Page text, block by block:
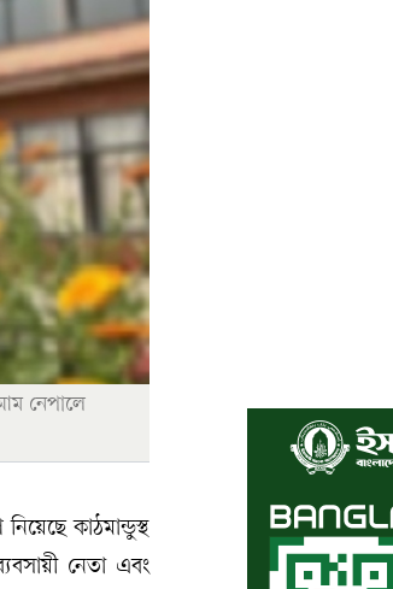
নেপালে
কাঠমান্ডুস্থ
নেতা এবং